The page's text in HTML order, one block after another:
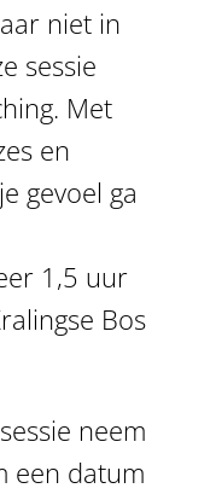
niet in
sessie
Met
en
gevoel ga
1,5 uur
Bos
neem
een datum